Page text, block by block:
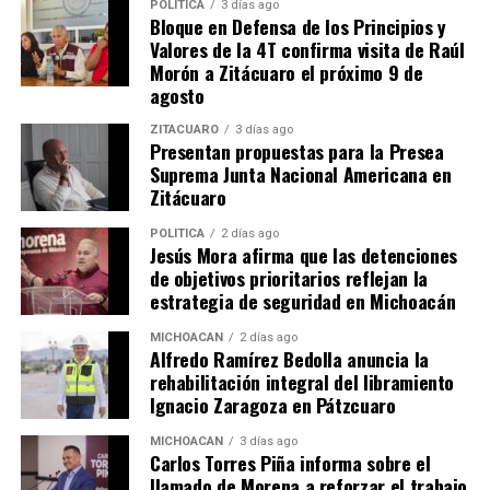
y contacto que trabaja para recuperar los valores,
principios y encontrar los espacios de entendimiento,
debate y discusión pues necesitamos un partido vivo,
activo, que se comunique y coordine con presencia en
todas la regiones, que se reconozca como un
instrumento ciudadano buscando a los mejores hombre
y mujeres que serán quienes nos representen en los
próximos gobiernos”, señaló el jefe del panismo en
Michoacán.
El líder panista refrendó el compromiso y convicción de
la dirigencia de Acción Nacional por tener presencia en
todos los municipios del estado e impulsar la
vinculación de la sociedad con los liderazgos del partido
para establecer mecanismos de coordinación que
permitan impulsar de manera permanente los
proyectos que surjan de la ciudadanía.
Detalló que aunque Acción Nacional representa la
POLÍTICA 3 días ago
Bloque en Defensa de los Principios y
Valores de la 4T confirma visita de Raúl
Morón a Zitácuaro el próximo 9 de
agosto
ZITÁCUARO 3 días ago
Presentan propuestas para la Presea
Suprema Junta Nacional Americana en
Zitácuaro
POLÍTICA 2 días ago
Jesús Mora afirma que las detenciones
de objetivos prioritarios reflejan la
estrategia de seguridad en Michoacán
MICHOACÁN 2 días ago
Alfredo Ramírez Bedolla anuncia la
rehabilitación integral del libramiento
Ignacio Zaragoza en Pátzcuaro
MICHOACÁN 3 días ago
Carlos Torres Piña informa sobre el